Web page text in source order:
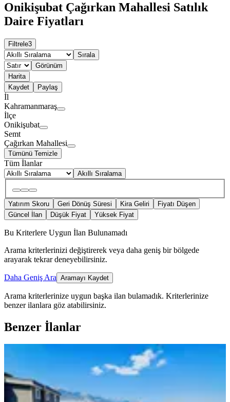
Onikişubat Çağırkan Mahallesi Satılık
Daire Fiyatları
Filtrele3
Sırala
Görünüm
Harita
Kaydet
Paylaş
İl
Kahramanmaraş
İlçe
Onikişubat
Semt
Çağırkan Mahallesi
Tümünü Temizle
Tüm İlanlar
Akıllı Sıralama
Yatırım Skoru Geri Dönüş Süresi Kira Geliri
Fiyatı Düşen
Güncel İlan
Düşük Fiyat Yüksek Fiyat
Bu Kriterlere Uygun İlan Bulunamadı
Arama kriterlerinizi değiştirerek veya daha geniş bir bölgede
arayarak tekrar deneyebilirsiniz.
Daha Geniş Ara Aramayı Kaydet
Arama kriterlerinize uygun başka ilan bulamadık. Kriterlerinize
benzer ilanlara göz atabilirsiniz.
Benzer İlanlar
Doğruev'den Site İçerisinde Muhteşem
Manzaralı Satılık 5+1 Daire
Onikişubat, Ağcalı Mahallesi